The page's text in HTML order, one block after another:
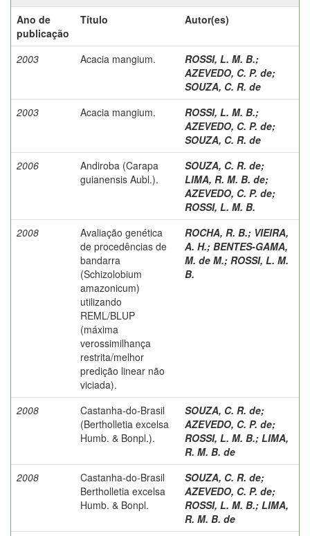
Ano de
publicação
Título Autor(es)
2003 Acacia mangium. ROSSI, L. M. B.;
AZEVEDO, C. P. de;
SOUZA, C. R. de
2003
Acacia mangium. ROSSI, L. M. B.;
AZEVEDO, C. P. de;
SOUZA, C. R. de
2006
Andiroba (Carapa
guianensis Aubl.).
SOUZA, C. R. de;
LIMA, R. M. B. de;
AZEVEDO, C. P. de;
ROSSI, L. M. B.
2008
Avaliação genética
de procedências de
bandarra
(Schizolobium
amazonicum)
utilizando
REML/BLUP
(máxima
verossimilhança
restrita/melhor
predição linear não
viciada).
ROCHA, R. B.; VIEIRA,
A. H.; BENTES-GAMA,
M. de M.; ROSSI, L. M.
B.
2008
Castanha-do-Brasil
(Bertholletia excelsa
Humb. & Bonpl.).
SOUZA, C. R. de;
AZEVEDO, C. P. de;
ROSSI, L. M. B.; LIMA,
R. M. B. de
2008
Castanha-do-Brasil
Bertholletia excelsa
Humb. & Bonpl.
SOUZA, C. R. de;
AZEVEDO, C. P. de;
ROSSI, L. M. B.; LIMA,
R. M. B. de